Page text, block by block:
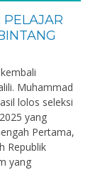
Muhammad
lolos seleksi
yang
Pertama,
Republik
yang